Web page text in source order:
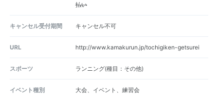
払い
キャンセル受付期間 キャンセル不可
URL http://www.kamakurun.jp/tochigiken-getsurei
スポーツ ランニング(種目：その他)
イベント種別 大会、イベント、練習会